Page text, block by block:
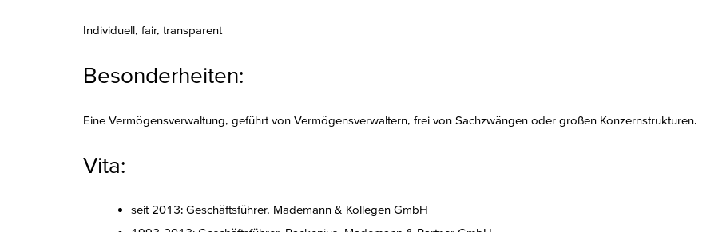
Individuell, fair, transparent
Besonderheiten:
Eine Vermögensverwaltung, geführt von Vermögensverwaltern, frei von Sachzwängen oder großen Konzernstrukturen.
Vita:
seit 2013: Geschäftsführer, Mademann & Kollegen GmbH